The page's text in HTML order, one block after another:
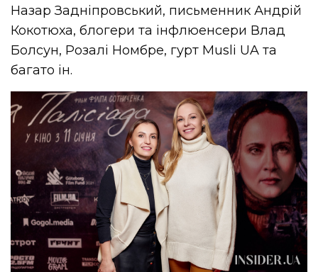
Назар Задніпровський, письменник Андрій
Кокотюха, блогери та інфлюенсери Влад
Болсун, Розалі Номбре, гурт Musli UA та
багато ін.